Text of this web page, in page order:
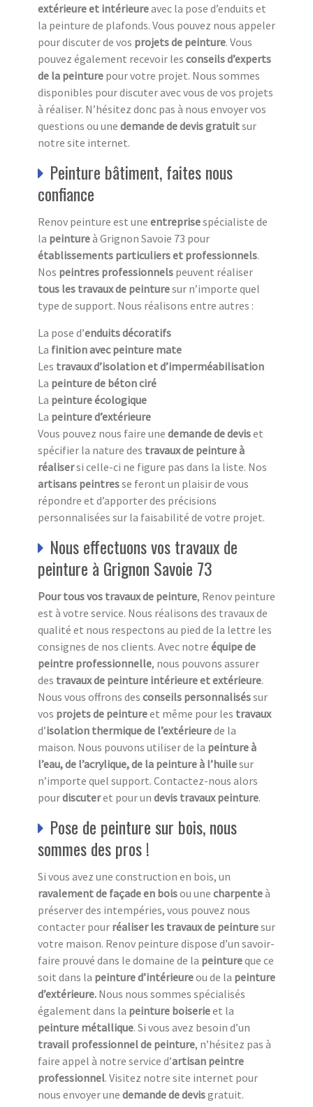
extérieure et intérieureavec la pose d’enduits et
la peinture de plafonds. Vous pouvez nous appeler
pour discuter de vos projets de peinture. Vous
pouvez également recevoir les conseils d’experts
de la peinture pour votre projet. Nous sommes
disponibles pour discuter avec vous de vos projets
à réaliser. N’hésitez donc pas à nous envoyer vos
questions ou une demande de devis gratuitsur
notre site internet.
Peinture bâtiment, faites nous
confiance
Renov peinture est une entreprisespécialiste de
la peintureà Grignon Savoie 73 pour
établissements particuliers et professionnels.
Nos peintres professionnels peuvent réaliser
tous les travaux de peinturesur n’importe quel
type de support. Nous réalisons entre autres :
La pose d’enduits décoratifs
La finition avec peinture mate
Les travaux d’isolation et d’imperméabilisation
La peinture de béton ciré
La peinture écologique
La peinture d’extérieure
Vous pouvez nous faire une demande de deviset
spécifier la nature des travaux de peinture à
réalisersi celle-ci ne figure pas dans la liste. Nos
artisans peintresse feront un plaisir de vous
répondre et d’apporter des précisions
personnalisées sur la faisabilité de votre projet.
Nous effectuons vos travaux de
peinture à Grignon Savoie 73
Pour tous vos travaux de peinture, Renov peinture
est à votre service. Nous réalisons des travaux de
qualité et nous respectons au pied de la lettre les
consignes de nos clients. Avec notre équipe de
peintre professionnelle, nous pouvons assurer
des travaux de peinture intérieure et extérieure.
Nous vous offrons des conseils personnaliséssur
vos projets de peintureet même pour les travaux
d’isolation thermique de l’extérieurede la
maison. Nous pouvons utiliser de la peinture à
l’eau, de l’acrylique, de la peinture à l’huilesur
n’importe quel support. Contactez-nous alors
pourdiscuteret pour un devis travaux peinture.
Pose de peinture sur bois, nous
sommes des pros !
Si vous avez une construction en bois, un
ravalement de façade en boisou une charpenteà
préserver des intempéries, vous pouvez nous
contacter pour réaliser les travaux de peinturesur
votre maison. Renov peinture dispose d’un savoir-
faire prouvé dans le domaine de la peintureque ce
soit dans la peinture d’intérieureou de la peinture
d’extérieure. Nous nous sommes spécialisés
également dans la peinture boiserieet la
peinture métallique. Si vous avez besoin d’un
travail professionnel de peinture, n’hésitez pas à
faire appel à notre service d’artisan peintre
professionnel. Visitez notre site internet pour
nous envoyer une demande de devisgratuit.